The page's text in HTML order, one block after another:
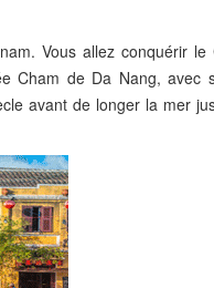
Vous allez conquérir
de Da Nang, avec
avant de longer la mer